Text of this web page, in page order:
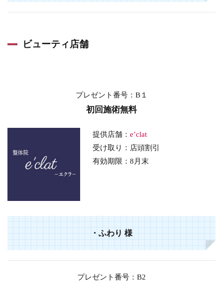
ビューティ店舗
プレゼント番号：B１
初回施術無料
提供店舗：e’clat
受け取り：店頭割引
有効期限：8月末
・ふわり様
プレゼント番号：B2